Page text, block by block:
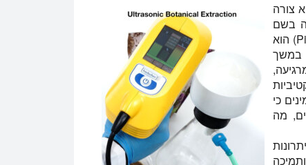
צורה
בשם
קוולקטונים או קבפירונים. קאווה קאווה (Piper methysticum) הוא
במשך
כי
מה